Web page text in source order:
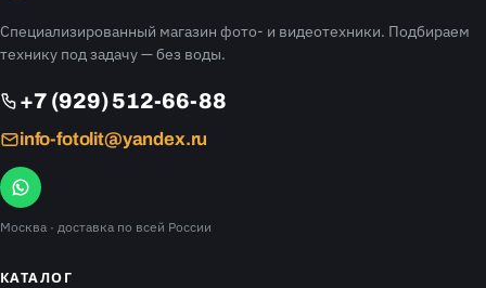
Специализированный магазин фото- и видеотехники. Подбираем
технику под задачу — без воды.
+7 (929) 512-66-88
info-fotolit@yandex.ru
Москва · доставка по всей России
КАТАЛОГ